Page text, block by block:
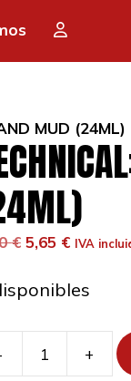
MUD (24ML)
€ El
original
6,30 €.
5,65 €El
actual
5,65 €.
IVA
+